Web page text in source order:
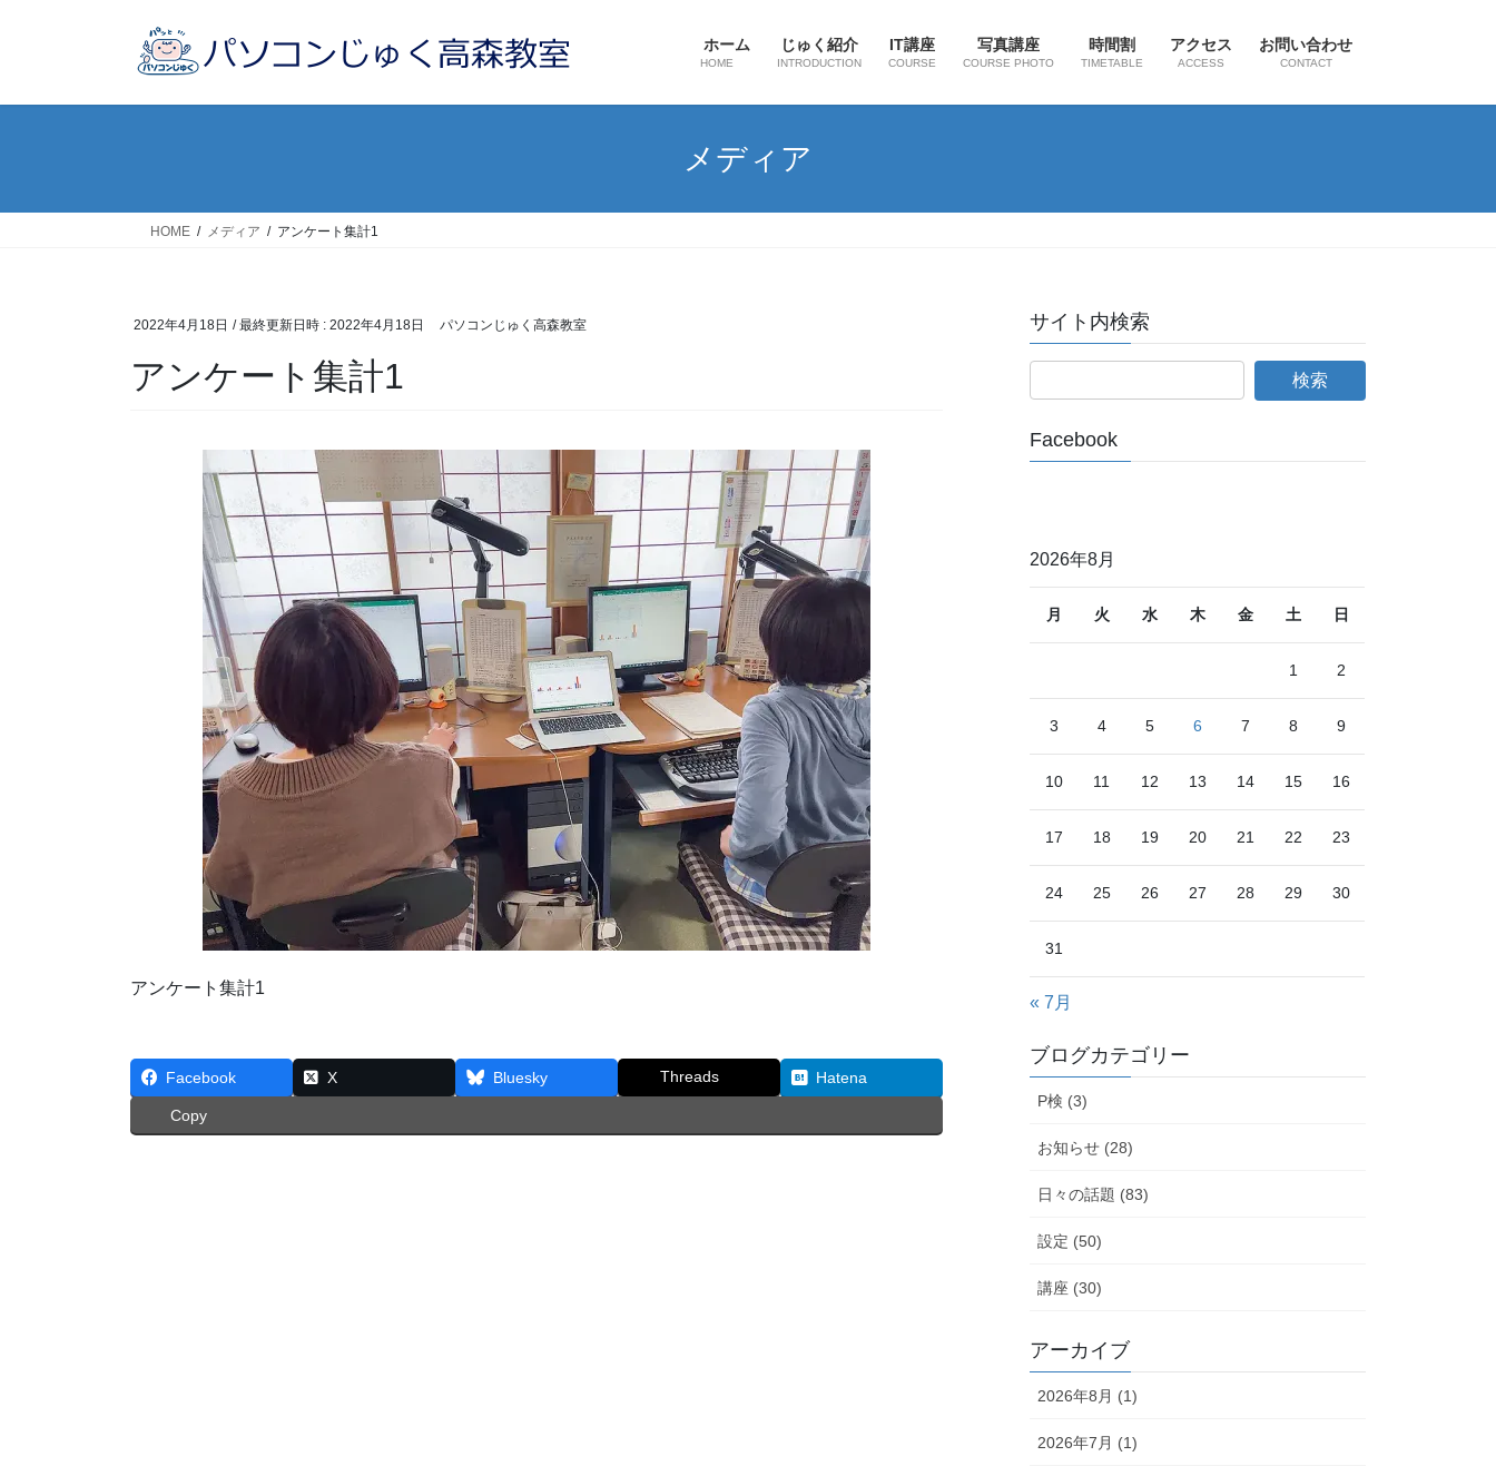
ホーム
HOME
じゅく紹介
INTRODUCTION
IT講座
COURSE
写真講座
COURSE PHOTO
時間割
TIMETABLE
アクセス
ACCESS
お問い合わせ
CONTACT
メディア
HOME メディア アンケート集計1
2022年4月18日 / 最終更新日時 : 2022年4月18日 パソコンじゅく高森教室
アンケート集計1
アンケート集計1
Facebook X Bluesky Threads Hatena
Copy
サイト内検索
Facebook
2026年8月
月 火 水 木 金 土 日
1 2
3 4 5 6 7 8 9
10 11 12 13 14 15 16
17 18 19 20 21 22 23
24 25 26 27 28 29 30
31
« 7月
ブログカテゴリー
P検 (3)
お知らせ (28)
日々の話題 (83)
設定 (50)
講座 (30)
アーカイブ
2026年8月 (1)
2026年7月 (1)